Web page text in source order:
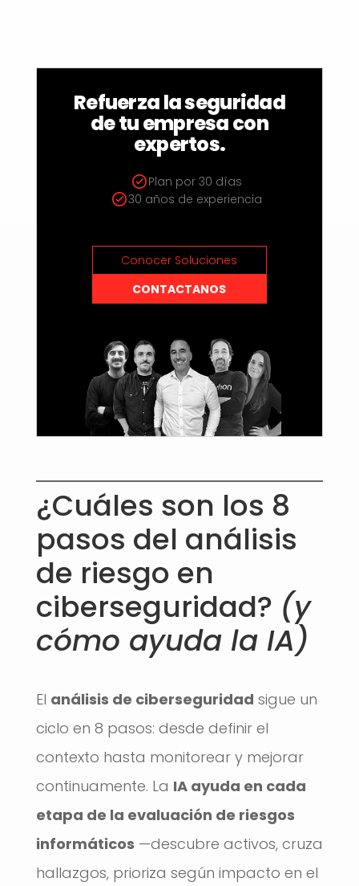
Refuerza la seguridad
de tu empresa con
expertos.
Plan por 30 días
30 años de experiencia
Conocer Soluciones
CONTACTANOS
¿Cuáles son los 8
pasos del análisis
de riesgo en
ciberseguridad? (y
cómo ayuda la IA)
El análisis de ciberseguridad sigue un
ciclo en 8 pasos: desde definir el
contexto hasta monitorear y mejorar
continuamente. La IA ayuda en cada
etapa de la evaluación de riesgos
informáticos —descubre activos, cruza
hallazgos, prioriza según impacto en el